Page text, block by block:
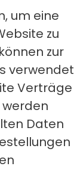
um eine
zu
zur
verwendet
Verträge
Daten